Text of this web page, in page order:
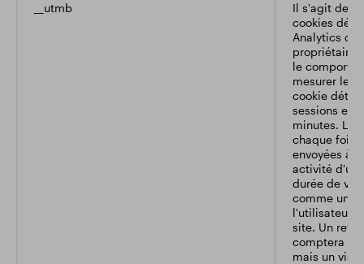
__utmb
Il s'agit de
cookies
Analytics
le
mesurer les
cookie
sessions et
minutes. Le
chaque fois
envoyées à
activité d'un
durée de vie
comme une
l'utilisateur
site. Un
comptera
mais un